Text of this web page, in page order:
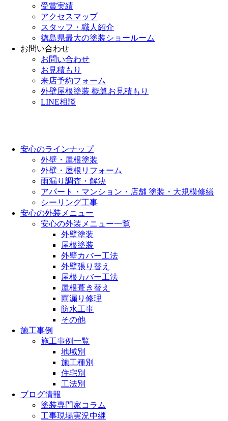
受賞実績
アクセスマップ
スタッフ・職人紹介
徳島県最大の塗装ショールーム
お問い合わせ
お問い合わせ
お見積もり
来店予約フォーム
外壁屋根塗装 概算お見積もり
LINE相談
安心のラインナップ
外壁・屋根塗装
外壁・屋根リフォーム
雨漏り調査・解決
アパート・マンション・店舗 塗装・大規模修繕
シーリング工事
安心の外装メニュー
安心の外装メニュー一覧
外壁塗装
屋根塗装
外壁カバー工法
外壁張り替え
屋根カバー工法
屋根葺き替え
雨漏り修理
防水工事
その他
施工事例
施工事例一覧
地域別
施工種別
住宅別
工法別
ブログ情報
塗装専門家コラム
工事現場実況中継